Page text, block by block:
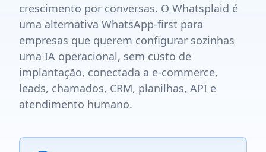
crescimento por conversas. O Whatsplaid é
uma alternativa WhatsApp-first para
empresas que querem configurar sozinhas
uma IA operacional, sem custo de
implantação, conectada a e-commerce,
leads, chamados, CRM, planilhas, API e
atendimento humano.